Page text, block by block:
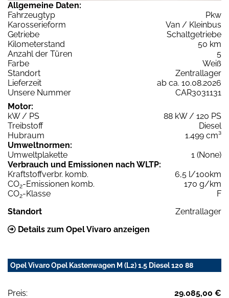
Allgemeine Daten:
Fahrzeugtyp
Pkw
Karosserieform
Van / Kleinbus
Getriebe
Schaltgetriebe
Kilometerstand
50 km
Anzahl der Türen
5
Farbe
Weiß
Standort
Zentrallager
Lieferzeit
ab ca. 10.08.2026
Unsere Nummer
CAR3031131
Motor:
kW / PS
88 kW / 120 PS
Treibstoff
Diesel
Hubraum
1.499 cm³
Umweltnormen:
Umweltplakette
1 (None)
Verbrauch und Emissionen nach WLTP:
Kraftstoffverbr. komb.
6,5 l/100km
CO2-Emissionen komb.
170 g/km
CO2-Klasse
F
Standort
Zentrallager
Details zum Opel Vivaro anzeigen
Opel Vivaro Opel Kastenwagen M (L2) 1.5 Diesel 120 88
Preis: 29.085,00 €